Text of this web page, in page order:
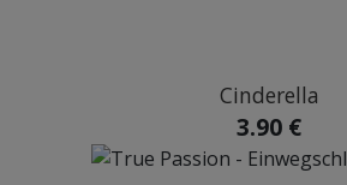
Cinderella
3.90 €